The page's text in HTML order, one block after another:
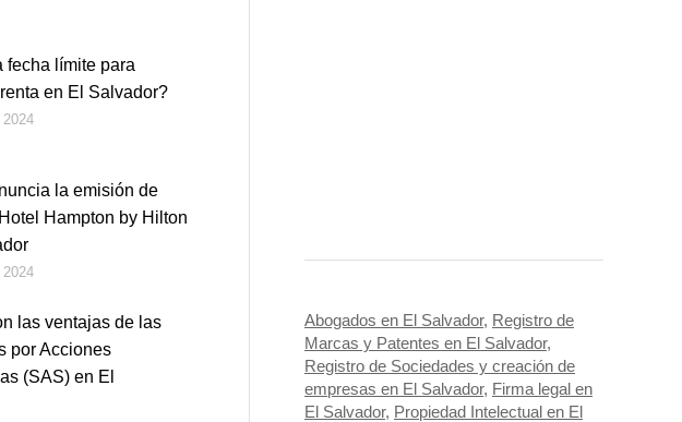
fecha límite para
en El Salvador?
la emisión de
Hampton by Hilton
las ventajas de las
por Acciones
(SAS) en El
Abogados en El Salvador, Registro de
Marcas y Patentes en El Salvador,
Registro de Sociedades y creación de
empresas en El Salvador, Firma legal en
El Salvador, Propiedad Intelectual en El